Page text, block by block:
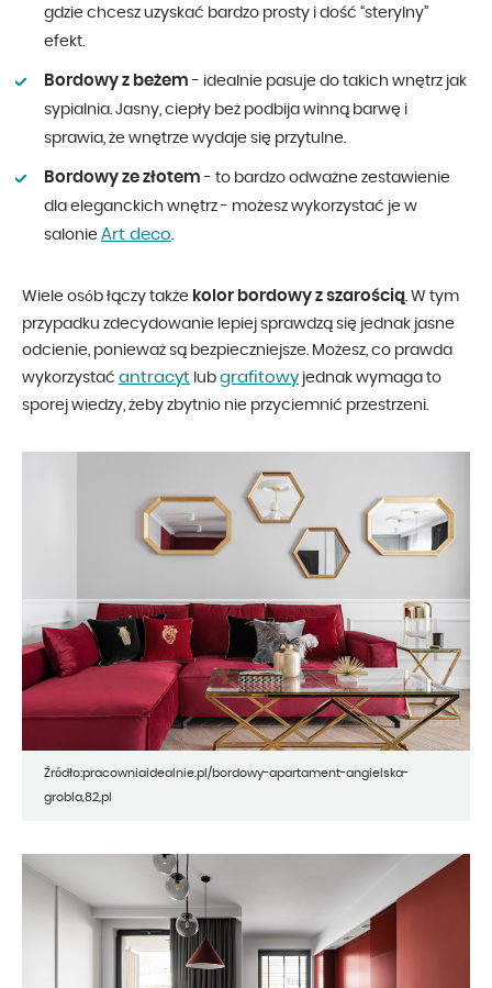
gdzie chcesz uzyskać bardzo prosty i dość “sterylny”
efekt.
Bordowy z beżem - idealnie pasuje do takich wnętrz jak
sypialnia. Jasny, ciepły beż podbija winną barwę i
sprawia, że wnętrze wydaje się przytulne.
Bordowy ze złotem - to bardzo odważne zestawienie
dla eleganckich wnętrz - możesz wykorzystać je w
salonie Art deco.
Wiele osób łączy także kolor bordowy z szarością. W tym
przypadku zdecydowanie lepiej sprawdzą się jednak jasne
odcienie, ponieważ są bezpieczniejsze. Możesz, co prawda
wykorzystać antracyt lub grafitowyjednak wymaga to
sporej wiedzy, żeby zbytnio nie przyciemnić przestrzeni.
Źródło:pracowniaidealnie.pl/bordowy-apartament-angielska-
grobla,82,pl